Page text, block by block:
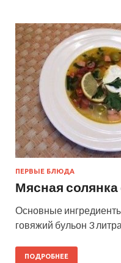
ПЕРВЫЕ БЛЮДА
Мясная
Основные
говяжий бульон 3 литра
ПОДРОБНЕЕ